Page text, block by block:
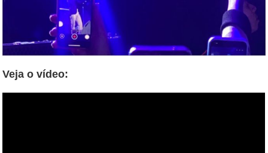
Veja o vídeo: